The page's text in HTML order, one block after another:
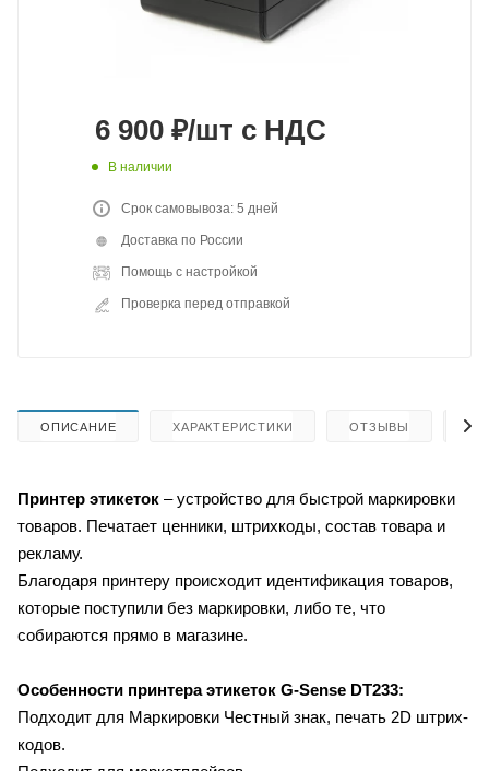
6 900 ₽/шт с НДС
В наличии
Срок самовывоза: 5 дней
Доставка по России
Помощь с настройкой
Проверка перед отправкой
ОПИСАНИЕ ХАРАКТЕРИСТИКИ ОТЗЫВЫ
Принтер этикеток –устройство для быстрой маркировки
товаров. Печатает ценники, штрихкоды, состав товара и
рекламу.
Благодаря принтеру происходит идентификация товаров,
которые поступили без маркировки, либо те, что
собираются прямо в магазине.
Особенности принтера этикеток G-Sense DT233:
Подходит для Маркировки Честный знак, печать 2D штрих-
кодов.